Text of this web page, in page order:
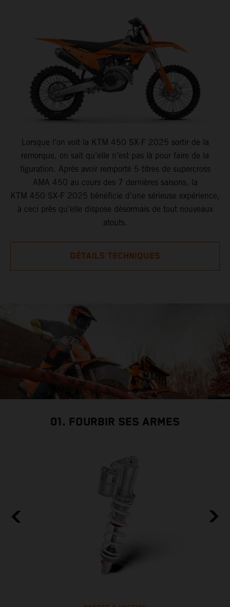
Lorsque l’on voit la KTM 450 SX-F 2025 sortir de la
remorque, on sait qu’elle n’est pas là pour faire de la
figuration. Après avoir remporté 5 titres de supercross
AMA 450 au cours des 7 dernières saisons, la
KTM 450 SX-F 2025 bénéficie d’une sérieuse expérience,
à ceci près qu’elle dispose désormais de tout nouveaux
atouts.
DÉTAILS TECHNIQUES
01. FOURBIR SES ARMES